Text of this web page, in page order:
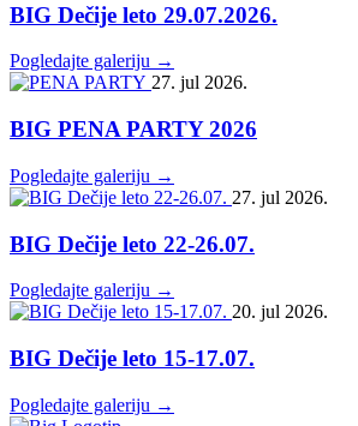
BIG Dečije leto 29.07.2026.
Pogledajte galeriju →
27. jul 2026.
BIG PENA PARTY 2026
Pogledajte galeriju →
27. jul 2026.
BIG Dečije leto 22-26.07.
Pogledajte galeriju →
20. jul 2026.
BIG Dečije leto 15-17.07.
Pogledajte galeriju →